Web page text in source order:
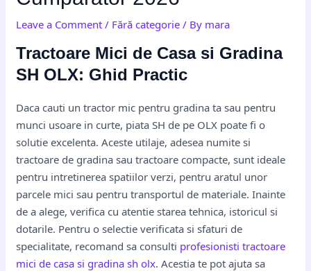
Leave a Comment / Fără categorie / By mara
Tractoare Mici de Casa si Gradina
SH OLX: Ghid Practic
Daca cauti un tractor mic pentru gradina ta sau pentru
munci usoare in curte, piata SH de pe OLX poate fi o
solutie excelenta. Aceste utilaje, adesea numite si
tractoare de gradina sau tractoare compacte, sunt ideale
pentru intretinerea spatiilor verzi, pentru aratul unor
parcele mici sau pentru transportul de materiale. Inainte
de a alege, verifica cu atentie starea tehnica, istoricul si
dotarile. Pentru o selectie verificata si sfaturi de
specialitate, recomand sa consulti profesionisti tractoare
mici de casa si gradina sh olx. Acestia te pot ajuta sa